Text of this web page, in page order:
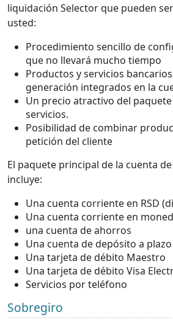
liquidación Selector que pueden
usted:
Procedimiento sencillo de
que no llevará mucho tiempo
Productos y servicios
generación integrados en la
Un precio atractivo del
servicios.
Posibilidad de combinar
petición del cliente
El paquete principal de la cuenta
incluye:
Una cuenta corriente en RSD
Una cuenta corriente en
una cuenta de ahorros
Una cuenta de depósito a
Una tarjeta de débito Maestro
Una tarjeta de débito Visa
Servicios por teléfono
Sobregiro